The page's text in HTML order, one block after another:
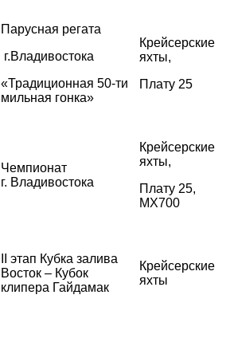
Парусная регата
г.Владивостока
«Традиционная 50-ти
мильная гонка»
Крейсерские
яхты,
Плату 25
Чемпионат
г. Владивостока
Крейсерские
яхты,
Плату 25,
MX700
II этап Кубка залива
Восток – Кубок
клипера Гайдамак
Крейсерские
яхты